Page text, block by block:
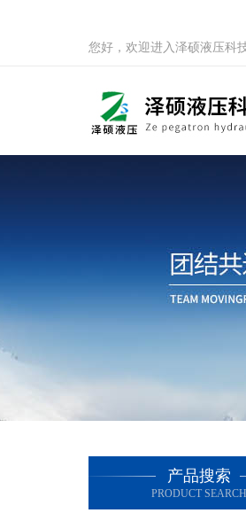
您好，欢迎进入泽硕液压科
产品搜索
PRODUCT SEARCH